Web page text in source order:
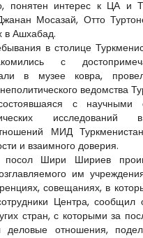
интерес к ЦА и
Мосазай, Отто
в Ашхабад.
в столице
с
в музее ковра,
ведомства
с научными
исследований
МИД
и взаимного доверия.
посол Шири Шириев
им
совещаниях, в
Центра, сообщил
стран, с которыми за
деловые отношения,